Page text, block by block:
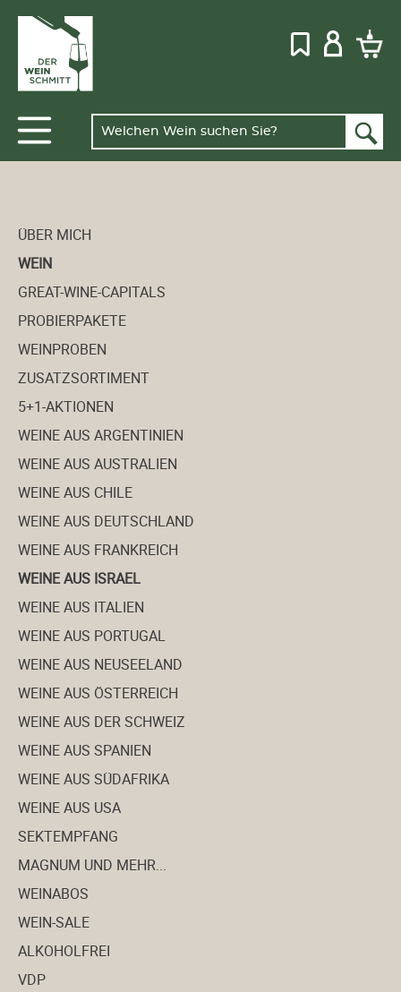
ÜBER MICH
WEIN
GREAT-WINE-CAPITALS
PROBIERPAKETE
WEINPROBEN
ZUSATZSORTIMENT
5+1-AKTIONEN
WEINE AUS ARGENTINIEN
WEINE AUS AUSTRALIEN
WEINE AUS CHILE
WEINE AUS DEUTSCHLAND
WEINE AUS FRANKREICH
WEINE AUS ISRAEL
WEINE AUS ITALIEN
WEINE AUS PORTUGAL
WEINE AUS NEUSEELAND
WEINE AUS ÖSTERREICH
WEINE AUS DER SCHWEIZ
WEINE AUS SPANIEN
WEINE AUS SÜDAFRIKA
WEINE AUS USA
SEKTEMPFANG
MAGNUM UND MEHR...
WEINABOS
WEIN-SALE
ALKOHOLFREI
VDP